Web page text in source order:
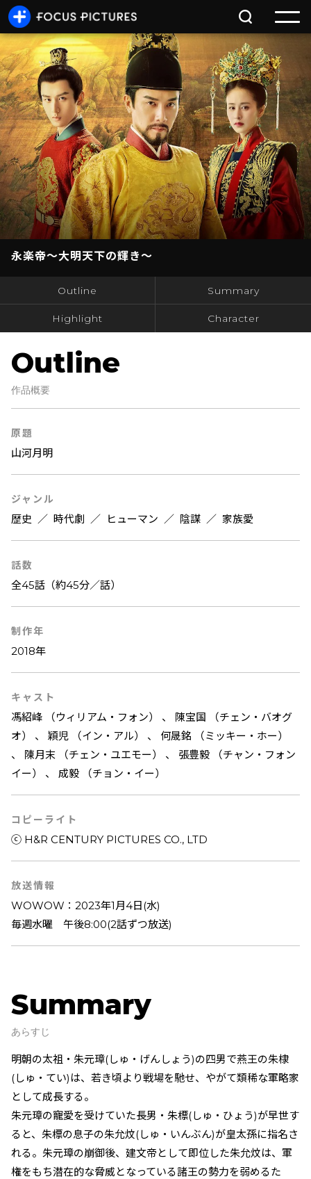
永楽帝～大明天下の輝き～
Outline Summary
Highlight Character
Outline
作品概要
原題
山河月明
ジャンル
歴史 ／ 時代劇 ／ ヒューマン ／ 陰謀 ／ 家族愛
話数
全45話（約45分／話）
制作年
2018年
キャスト
馮紹峰 （ウィリアム・フォン） 、 陳宝国 （チェン・バオグ
オ） 、 穎児 （イン・アル） 、 何晟銘 （ミッキー・ホー）
、 陳月末 （チェン・ユエモー） 、 張豊毅 （チャン・フォン
イー） 、 成毅 （チョン・イー）
コピーライト
ⓒ H&R CENTURY PICTURES CO., LTD
放送情報
WOWOW：2023年1月4日(水)
毎週水曜 午後8:00(2話ずつ放送)
Summary
あらすじ
明朝の太祖・朱元璋(しゅ・げんしょう)の四男で燕王の朱棣
(しゅ・てい)は、若き頃より戦場を馳せ、やがて類稀な軍略家
として成長する。
朱元璋の寵愛を受けていた長男・朱標(しゅ・ひょう)が早世す
ると、朱標の息子の朱允炆(しゅ・いんぶん)が皇太孫に指名さ
れる。朱元璋の崩御後、建文帝として即位した朱允炆は、軍
権をもち潜在的な脅威となっている諸王の勢力を弱めるた